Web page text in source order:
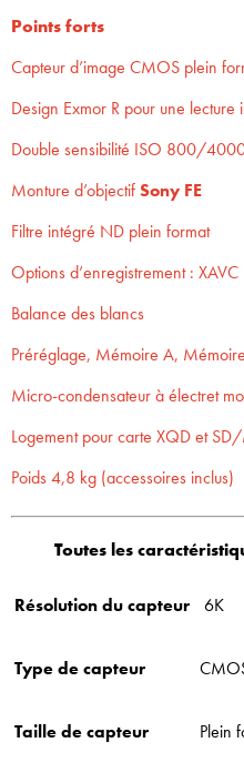
Points forts
Capteur d’image CMOS plein
Design Exmor R pour une lecture
Double sensibilité ISO 800/
Monture d’objectifSony FE
Filtre intégré ND plein format
Options d’enregistrement : XAVC
Balance des blancs
Préréglage, Mémoire A,
Micro-condensateur à électret
Logement pour carte XQD et
Poids 4,8 kg (accessoires inclus)
Toutes les
Résolution du capteur 6K
Type de capteur
Taille de capteur Plein